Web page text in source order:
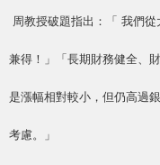
周教授破題指出：「 我們
兼得！」「長期財務健全、
是漲幅相對較小，但仍高過
考慮。」